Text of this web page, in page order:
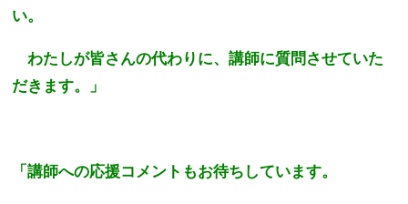
い。
わたしが皆さんの代わりに、講師に質問させていた
だきます。」
「講師への応援コメントもお待ちしています。